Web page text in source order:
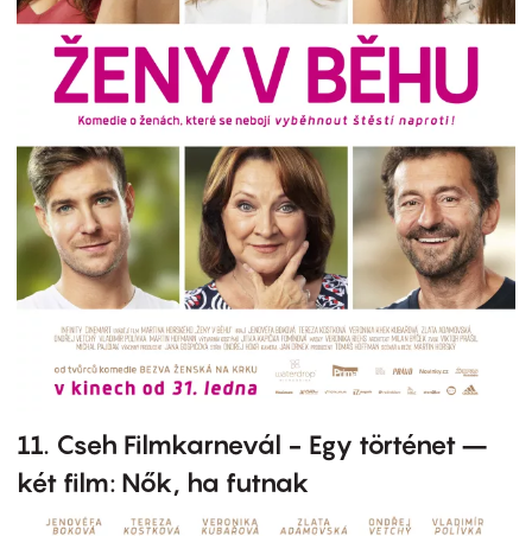
11. Cseh Filmkarnevál - Egy történet –
két film: Nők, ha futnak